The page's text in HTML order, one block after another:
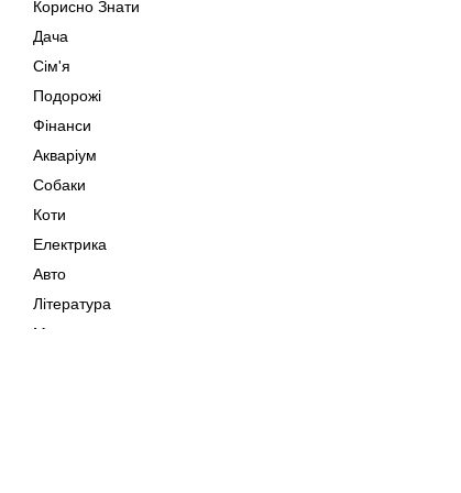
Корисно Знати
Дача
Сім'я
Подорожі
Фінанси
Акваріум
Собаки
Коти
Електрика
Авто
Література
Музика